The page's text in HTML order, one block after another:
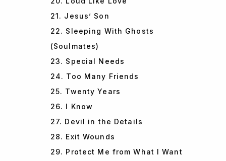
21. Jesus’ Son
22. Sleeping With Ghosts
(Soulmates)
23. Special Needs
24. Too Many Friends
25. Twenty Years
26. I Know
27. Devil in the Details
28. Exit Wounds
29. Protect Me from What I Want